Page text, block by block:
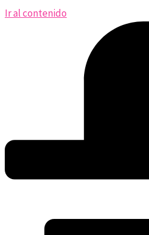
Ir al contenido